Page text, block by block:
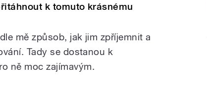
k tomuto krásnému
mě způsob, jak jim zpříjemnit a
Tady se dostanou k
ně moc zajímavým.